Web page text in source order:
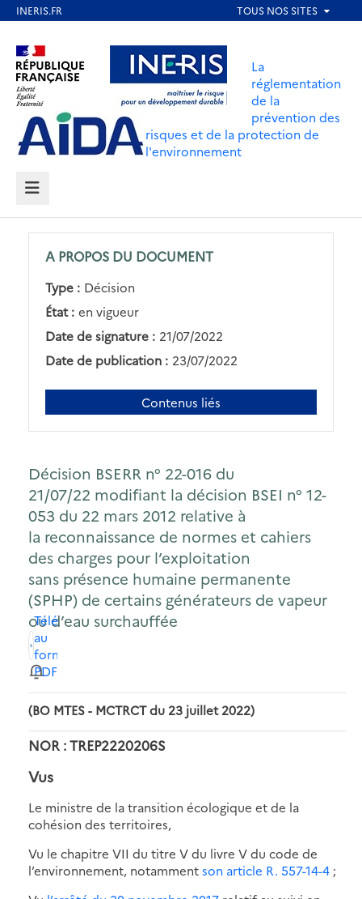
contenu
principal
Aller au contenu Aller au menu
Aller au pied de page
La
réglementation
de la
prévention des
risques et de la protection de
l'environnement
MENU
A PROPOS DU DOCUMENT
Type : Décision
État : en vigueur
Date de signature : 21/07/2022
Date de publication : 23/07/2022
Contenus liés
Décision BSERR n° 22-016 du
21/07/22 modifiant la décision BSEI n° 12-
053 du 22 mars 2012 relative à
la reconnaissance de normes et cahiers
des charges pour l’exploitation
sans présence humaine permanente
(SPHP) de certains générateurs de vapeur
ou d’eau surchauffée
Télécharger
au
format
PDF
(BO MTES - MCTRCT du 23 juillet 2022)
NOR : TREP2220206S
Vus
Le ministre de la transition écologique et de la
cohésion des territoires,
Vu le chapitre VII du titre V du livre V du code de
l’environnement, notammentson article R. 557-14-4 ;